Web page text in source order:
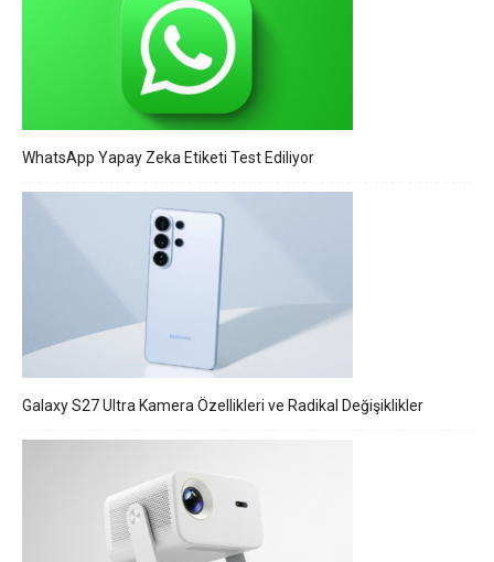
WhatsApp Yapay Zeka Etiketi Test Ediliyor
Galaxy S27 Ultra Kamera Özellikleri ve Radikal Değişiklikler